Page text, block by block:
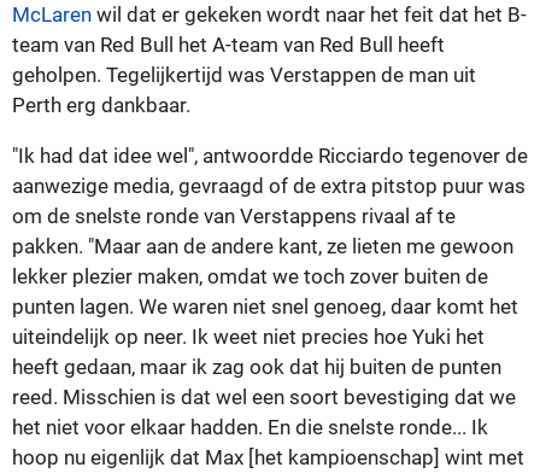
McLaren wil dat er gekeken wordt naar het feit dat het B-
team van Red Bull het A-team van Red Bull heeft
geholpen. Tegelijkertijd was Verstappen de man uit
Perth erg dankbaar.
"Ik had dat idee wel", antwoordde Ricciardo tegenover de
aanwezige media, gevraagd of de extra pitstop puur was
om de snelste ronde van Verstappens rivaal af te
pakken. "Maar aan de andere kant, ze lieten me gewoon
lekker plezier maken, omdat we toch zover buiten de
punten lagen. We waren niet snel genoeg, daar komt het
uiteindelijk op neer. Ik weet niet precies hoe Yuki het
heeft gedaan, maar ik zag ook dat hij buiten de punten
reed. Misschien is dat wel een soort bevestiging dat we
het niet voor elkaar hadden. En die snelste ronde... Ik
hoop nu eigenlijk dat Max [het kampioenschap] wint met